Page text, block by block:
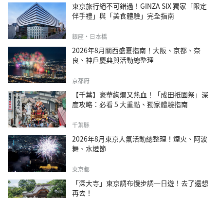
東京旅行絕不可錯過！GINZA SIX 獨家「限定
伴手禮」與「美食體驗」完全指南
銀座・日本橋
2026年8月關西盛夏指南！大阪、京都、奈
良、神戶慶典與活動總整理
京都府
【千葉】豪華絢爛又熱血！「成田祇園祭」深
度攻略：必看 5 大重點、獨家體驗指南
千葉縣
2026年8月東京人氣活動總整理！煙火、阿波
舞、水燈節
東京都
「深大寺」東京調布慢步調一日遊！去了還想
再去！